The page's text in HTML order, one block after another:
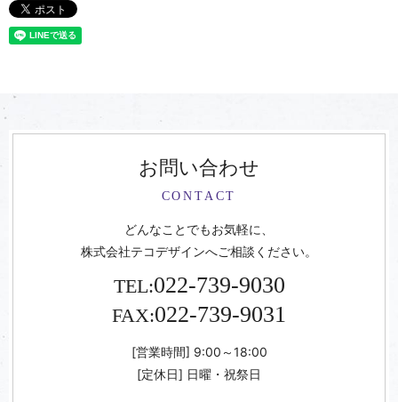
お問い合わせ
CONTACT
どんなことでもお気軽に、
株式会社テコデザインへご相談ください。
TEL:022-739-9030
FAX:022-739-9031
[営業時間] 9:00～18:00
[定休日] 日曜・祝祭日